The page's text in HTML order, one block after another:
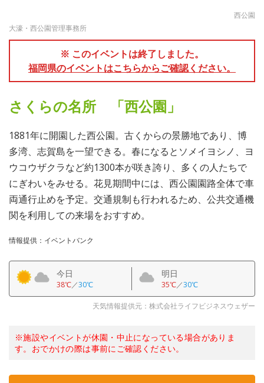
西公園
大濠・西公園管理事務所
※ このイベントは終了しました。
福岡県のイベントはこちらからご確認ください。
さくらの名所 「西公園」
1881年に開園した西公園。古くからの景勝地であり、博
多湾、志賀島を一望できる。春になるとソメイヨシノ、ヨ
ウコウザクラなど約1300本が咲き誇り、多くの人たちで
にぎわいをみせる。花見期間中には、西公園園路全体で車
両通行止めを予定。交通規制も行われるため、公共交通機
関を利用しての来場をおすすめ。
情報提供：イベントバンク
今日
38℃／30℃
明日
35℃／30℃
天気情報提供元：株式会社ライフビジネスウェザー
※施設やイベントが休園・中止になっている場合がありま
す。おでかけの際は事前にご確認ください。